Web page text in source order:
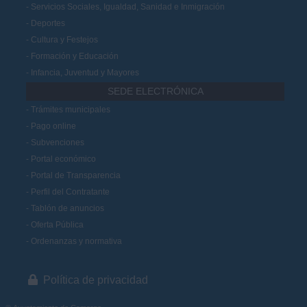
Servicios Sociales, Igualdad, Sanidad e Inmigración
Deportes
Cultura y Festejos
Formación y Educación
Infancia, Juventud y Mayores
SEDE ELECTRÓNICA
Trámites municipales
Pago online
Subvenciones
Portal económico
Portal de Transparencia
Perfil del Contratante
Tablón de anuncios
Oferta Pública
Ordenanzas y normativa
Política de privacidad